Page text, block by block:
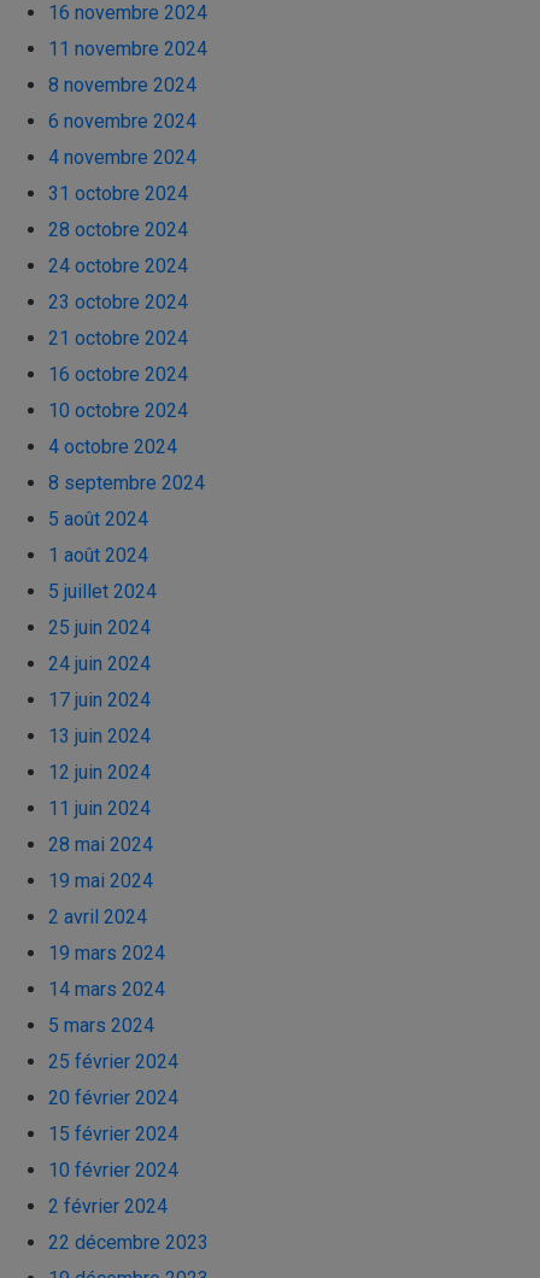
16 novembre 2024
11 novembre 2024
8 novembre 2024
6 novembre 2024
4 novembre 2024
31 octobre 2024
28 octobre 2024
24 octobre 2024
23 octobre 2024
21 octobre 2024
16 octobre 2024
10 octobre 2024
4 octobre 2024
8 septembre 2024
5 août 2024
1 août 2024
5 juillet 2024
25 juin 2024
24 juin 2024
17 juin 2024
13 juin 2024
12 juin 2024
11 juin 2024
28 mai 2024
19 mai 2024
2 avril 2024
19 mars 2024
14 mars 2024
5 mars 2024
25 février 2024
20 février 2024
15 février 2024
10 février 2024
2 février 2024
22 décembre 2023